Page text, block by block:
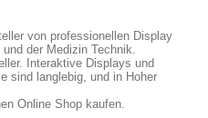
von professionellen Display
der Medizin Technik.
Interaktive Displays und
sind langlebig, und in Hoher
Online Shop kaufen.